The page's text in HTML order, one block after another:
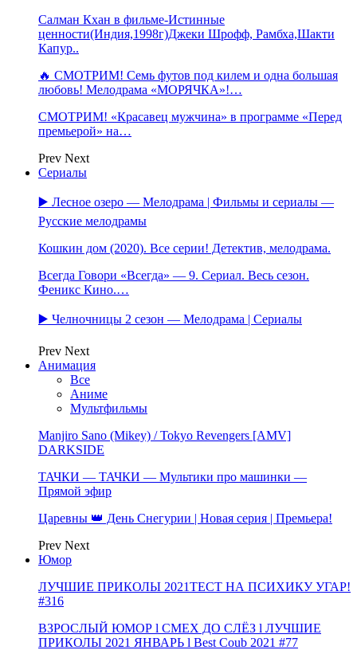
Салман Кхан в фильме-Истинные
ценности(Индия,1998г)Джеки Шрофф, Рамбха,Шакти
Капур..
🔥 СМОТРИМ! Семь футов под килем и одна большая
любовь! Мелодрама «МОРЯЧКА»!…
СМОТРИМ! «Красавец мужчина» в программе «Перед
премьерой» на…
Prev Next
Сериалы
▶️ Лесное озеро — Мелодрама | Фильмы и сериалы —
Русские мелодрамы
Кошкин дом (2020). Все серии! Детектив, мелодрама.
Всегда Говори «Всегда» — 9. Сериал. Весь сезон.
Феникс Кино.…
▶️ Челночницы 2 сезон — Мелодрама | Сериалы
Prev Next
Анимация
Все
Аниме
Мультфильмы
Manjiro Sano (Mikey) / Tokyo Revengers [AMV]
DARKSIDE
ТАЧКИ — ТАЧКИ — Мультики про машинки —
Прямой эфир
Царевны 👑 День Снегурии | Новая серия | Премьера!
Prev Next
Юмор
ЛУЧШИЕ ПРИКОЛЫ 2021ТЕСТ НА ПСИХИКУ УГАР!
#316
ВЗРОСЛЫЙ ЮМОР l СМЕХ ДО СЛЁЗ l ЛУЧШИЕ
ПРИКОЛЫ 2021 ЯНВАРЬ l Best Coub 2021 #77